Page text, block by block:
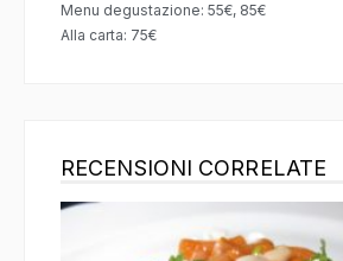
Menu degustazione: 55€, 85€
Alla carta: 75€
RECENSIONI CORRELATE